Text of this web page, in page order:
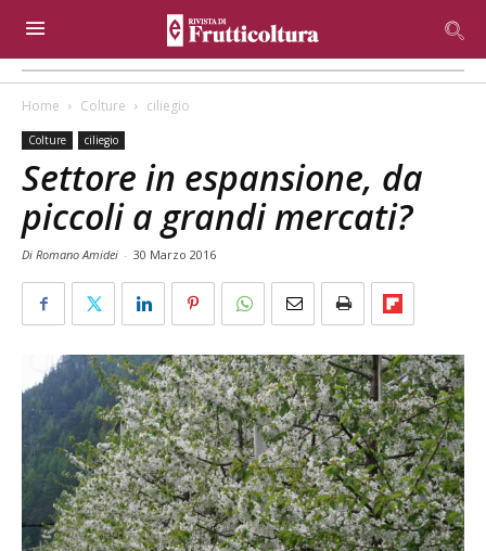
Home Colture ciliegio
Colture ciliegio
Settore in espansione, da
piccoli a grandi mercati?
Di Romano Amidei - 30 Marzo 2016